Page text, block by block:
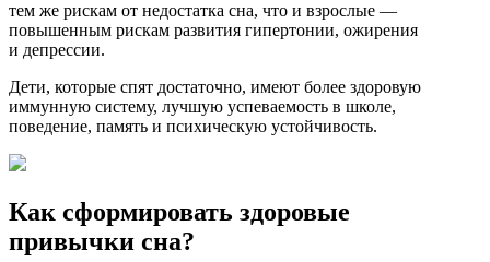
тем же рискам от недостатка сна, что и взрослые —
повышенным рискам развития гипертонии, ожирения
и депрессии.
Дети, которые спят достаточно, имеют более здоровую
иммунную систему, лучшую успеваемость в школе,
поведение, память и психическую устойчивость.
Как сформировать здоровые
привычки сна?